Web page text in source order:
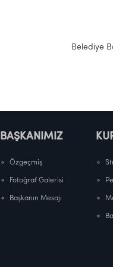
Belediye
BAŞKANIMIZ
Özgeçmiş
Fotoğraf Galerisi
Başkanın Mesajı